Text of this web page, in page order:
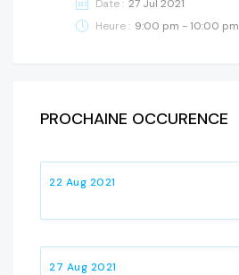
Date : 27 Jul 2021
Heure : 9:00 pm - 10:00 pm
PROCHAINE OCCURENCE
22 Aug 2021
27 Aug 2021